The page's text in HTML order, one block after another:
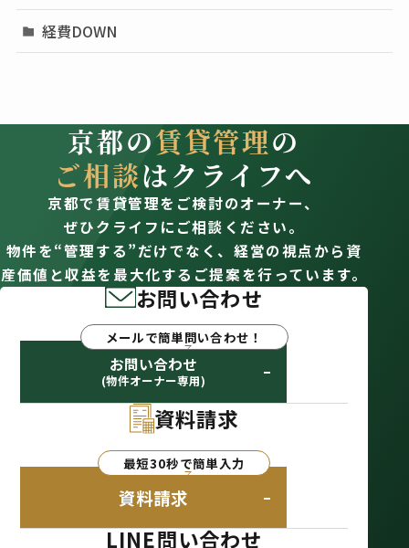
経費DOWN
京都の賃貸管理の
ご相談はクライフへ
京都で賃貸管理をご検討のオーナー、
ぜひクライフにご相談ください。
物件を“管理する”だけでなく、経営の視点から資
産価値と収益を最大化するご提案を行っています。
お問い合わせ
メールで簡単問い合わせ！
お問い合わせ
(物件オーナー専用)
資料請求
最短30秒で簡単入力
資料請求
LINE問い合わせ